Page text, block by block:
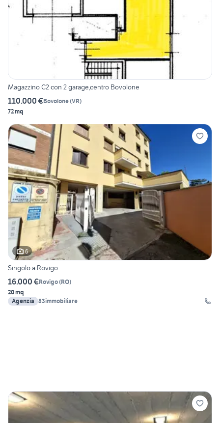
Magazzino C2 con 2 garage,centro Bovolone
110.000 €Bovolone(VR)
72 mq
6
Singolo a Rovigo
16.000 €Rovigo(RO)
20 mq
Agenzia 83immobiliare